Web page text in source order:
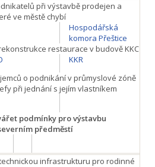
při výstavbě prodejen a
ve městě chybí
Hospodářská
komora Přeštice
restaurace v budově KKC
KKR
o podnikání v průmyslové zóně
při jednání s jejím vlastníkem
podmínky pro výstavbu
předměstí
infrastrukturu pro rodinné